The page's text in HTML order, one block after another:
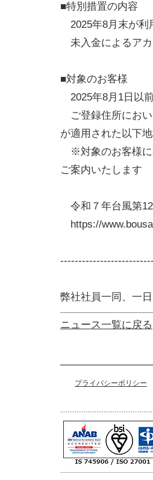
■特別措置の内容
2025年8月末が利
未入金によるア
■対象のお客様
2025年8月1日以
ご登録住所におい
が適用された以下地
※対象のお客様に
ご案内いたします
令和７年台風第
https://
弊社社員一同、一
ニュース一覧に戻る
プライバシーポリシー